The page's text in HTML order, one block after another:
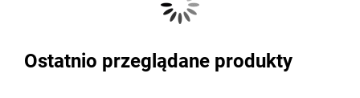
Ostatnio przeglądane produkty